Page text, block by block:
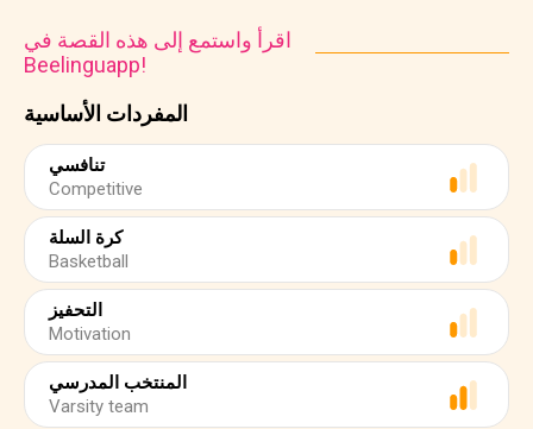
المفردات الأساسية
تنافسي
Competitive
كرة السلة
Basketball
التحفيز
Motivation
المنتخب المدرسي
Varsity team
اقرأ واستمع إلى هذه القصة في
Beelinguapp!